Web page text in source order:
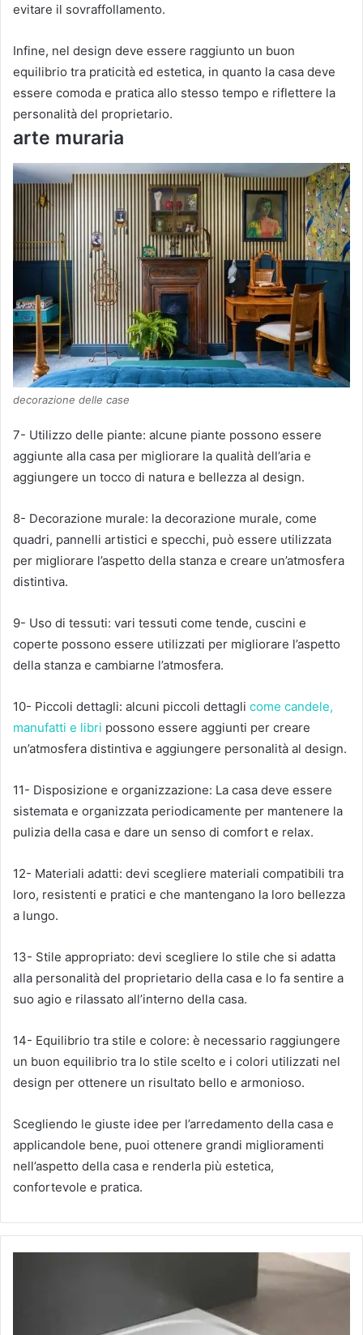
evitare il sovraffollamento.
Infine, nel design deve essere raggiunto un buon
equilibrio tra praticità ed estetica, in quanto la casa deve
essere comoda e pratica allo stesso tempo e riflettere la
personalità del proprietario.
arte muraria
decorazione delle case
7- Utilizzo delle piante: alcune piante possono essere
aggiunte alla casa per migliorare la qualità dell’aria e
aggiungere un tocco di natura e bellezza al design.
8- Decorazione murale: la decorazione murale, come
quadri, pannelli artistici e specchi, può essere utilizzata
per migliorare l’aspetto della stanza e creare un’atmosfera
distintiva.
9- Uso di tessuti: vari tessuti come tende, cuscini e
coperte possono essere utilizzati per migliorare l’aspetto
della stanza e cambiarne l’atmosfera.
10- Piccoli dettagli: alcuni piccoli dettagli come candele,
manufatti e libri possono essere aggiunti per creare
un’atmosfera distintiva e aggiungere personalità al design.
11- Disposizione e organizzazione: La casa deve essere
sistemata e organizzata periodicamente per mantenere la
pulizia della casa e dare un senso di comfort e relax.
12- Materiali adatti: devi scegliere materiali compatibili tra
loro, resistenti e pratici e che mantengano la loro bellezza
a lungo.
13- Stile appropriato: devi scegliere lo stile che si adatta
alla personalità del proprietario della casa e lo fa sentire a
suo agio e rilassato all’interno della casa.
14- Equilibrio tra stile e colore: è necessario raggiungere
un buon equilibrio tra lo stile scelto e i colori utilizzati nel
design per ottenere un risultato bello e armonioso.
Scegliendo le giuste idee per l’arredamento della casa e
applicandole bene, puoi ottenere grandi miglioramenti
nell’aspetto della casa e renderla più estetica,
confortevole e pratica.